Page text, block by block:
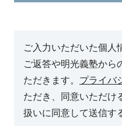
ご入力いただいた個人
ご返答や明光義塾から
ただきます。 プライバ
ただき、同意いただけ
扱いに同意して送信す